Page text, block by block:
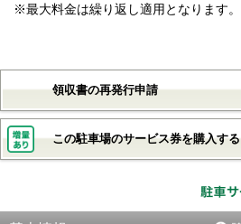
※最大料金は繰り返し適用となります。
領収書の再発行申請
この駐車場のサービス券を購入する